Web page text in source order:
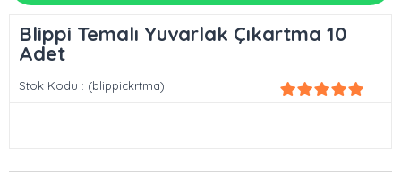
Blippi Temalı Yuvarlak Çıkartma 10
Adet
Stok Kodu (blippickrtma)